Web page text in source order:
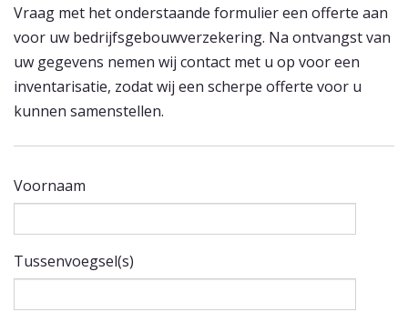
Vraag met het onderstaande formulier een offerte aan
voor uw bedrijfsgebouwverzekering. Na ontvangst van
uw gegevens nemen wij contact met u op voor een
inventarisatie, zodat wij een scherpe offerte voor u
kunnen samenstellen.
Voornaam
Tussenvoegsel(s)